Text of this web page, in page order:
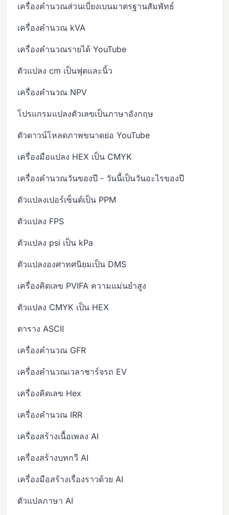
เครื่องคำนวณส่วนเบี่ยงเบนมาตรฐานสัมพัทธ์
เครื่องคำนวณ kVA
เครื่องคำนวณรายได้ YouTube
ตัวแปลง cm เป็นฟุตและนิ้ว
เครื่องคำนวณ NPV
โปรแกรมแปลงตัวเลขเป็นภาษาอังกฤษ
ตัวดาวน์โหลดภาพขนาดย่อ YouTube
เครื่องมือแปลง HEX เป็น CMYK
เครื่องคำนวณวันของปี - วันนี้เป็นวันอะไรของปี
ตัวแปลงเปอร์เซ็นต์เป็น PPM
ตัวแปลง FPS
ตัวแปลง psi เป็น kPa
ตัวแปลงองศาทศนิยมเป็น DMS
เครื่องคิดเลข PVIFA ความแม่นยำสูง
ตัวแปลง CMYK เป็น HEX
ตาราง ASCII
เครื่องคำนวณ GFR
เครื่องคำนวณเวลาชาร์จรถ EV
เครื่องคิดเลข Hex
เครื่องคำนวณ IRR
เครื่องสร้างเนื้อเพลง AI
เครื่องสร้างบทกวี AI
เครื่องมือสร้างเรื่องราวด้วย AI
ตัวแปลภาษา AI